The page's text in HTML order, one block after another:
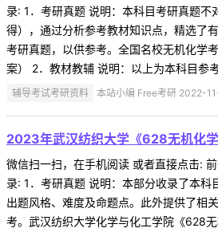
录: 1．考研真题 说明：本科目考研真题不
得），通过分析参考教材知识点，精选了
考研真题，以供参考。全国名校无机化学
案） 2．教材教辅 说明：以上为本科目参
辅导考试考研资料 本站小编 Free考研 2022-
2023年武汉纺织大学《628无机化
微信扫一扫，在手机阅读 或者直接点击:
录: 1．考研真题 说明：本部分收录了本科
出题风格、难度及命题点。此外提供了相
考。武汉纺织大学化学与化工学院《628